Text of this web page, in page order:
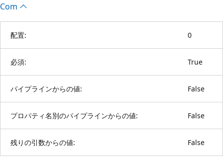
Com
配置: 0
必須: True
パイプラインからの値: False
プロパティ名別のパイプラインからの値: False
残りの引数からの値: False